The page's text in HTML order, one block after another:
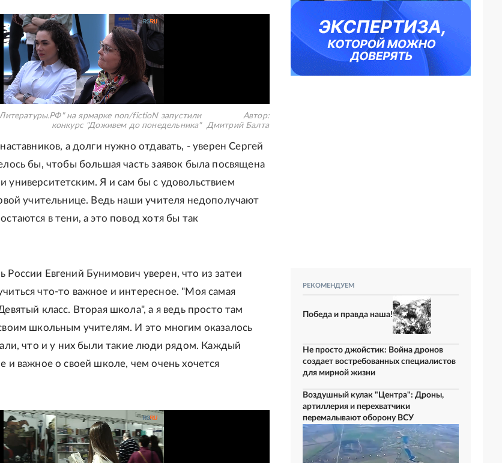
на ярмарке non/fictioN запустили
конкурс "Доживем до понедельника"
Автор:
Дмитрий Балта
а долги нужно отдавать, - уверен Сергей
бы, чтобы большая часть заявок была посвящена
университетским. Я и сам бы с удовольствием
учительнице. Ведь наши учителя недополучают
в тени, а это повод хотя бы так
России Евгений Бунимович уверен, что из затеи
что-то важное и интересное. "Моя самая
класс. Вторая школа", а я ведь просто там
школьным учителям. И это многим оказалось
что и у них были такие люди рядом. Каждый
и важное о своей школе, чем очень хочется
РЕКОМЕНДУЕМ
Победа и правда наша!
Не просто джойстик: Война дронов
создает востребованных специалистов
для мирной жизни
Воздушный кулак "Центра": Дроны,
артиллерия и перехватчики
перемалывают оборону ВСУ